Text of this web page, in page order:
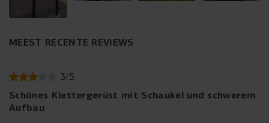
MEEST RECENTE REVIEWS
3/5
Schönes Klettergerüst mit Schaukel und schwerem
Aufbau